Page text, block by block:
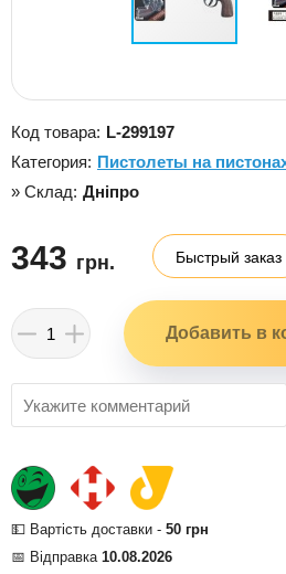
Код товара: L-299197
Категория: Пистолеты на
» Склад: Дніпро
343 грн. Быстрый заказ
💵 Вартість доставки - 50 грн
📅 Відправка 10.08.2026